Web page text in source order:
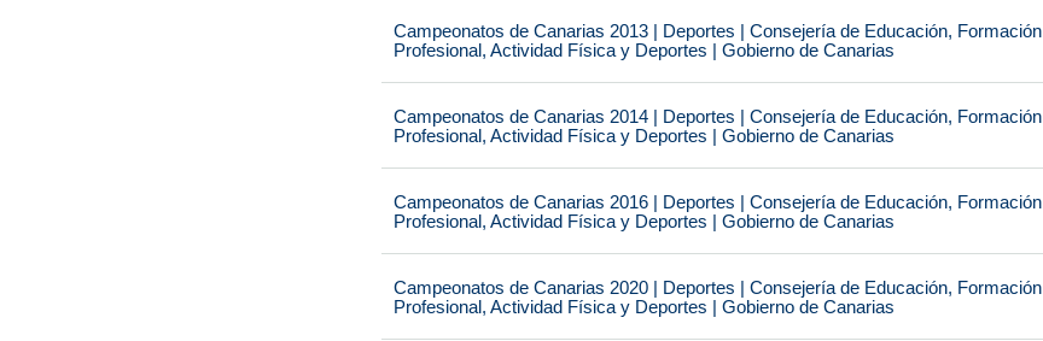
Campeonatos de Canarias 2013 | Deportes | Consejería de Educación, Formación
Profesional, Actividad Física y Deportes | Gobierno de Canarias
Campeonatos de Canarias 2014 | Deportes | Consejería de Educación, Formación
Profesional, Actividad Física y Deportes | Gobierno de Canarias
Campeonatos de Canarias 2016 | Deportes | Consejería de Educación, Formación
Profesional, Actividad Física y Deportes | Gobierno de Canarias
Campeonatos de Canarias 2020 | Deportes | Consejería de Educación, Formación
Profesional, Actividad Física y Deportes | Gobierno de Canarias